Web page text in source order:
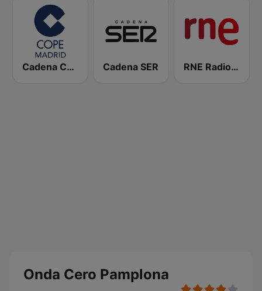
Cadena COPE Madrid Cadena SER RNE Radio Nacional
Onda Cero Pamplona